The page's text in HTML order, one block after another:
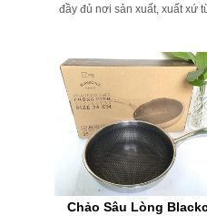
đầy đủ nơi sản xuất, xuất xứ
Chảo Sâu Lòng